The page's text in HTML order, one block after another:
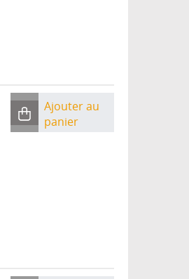
Ajouter au
panier